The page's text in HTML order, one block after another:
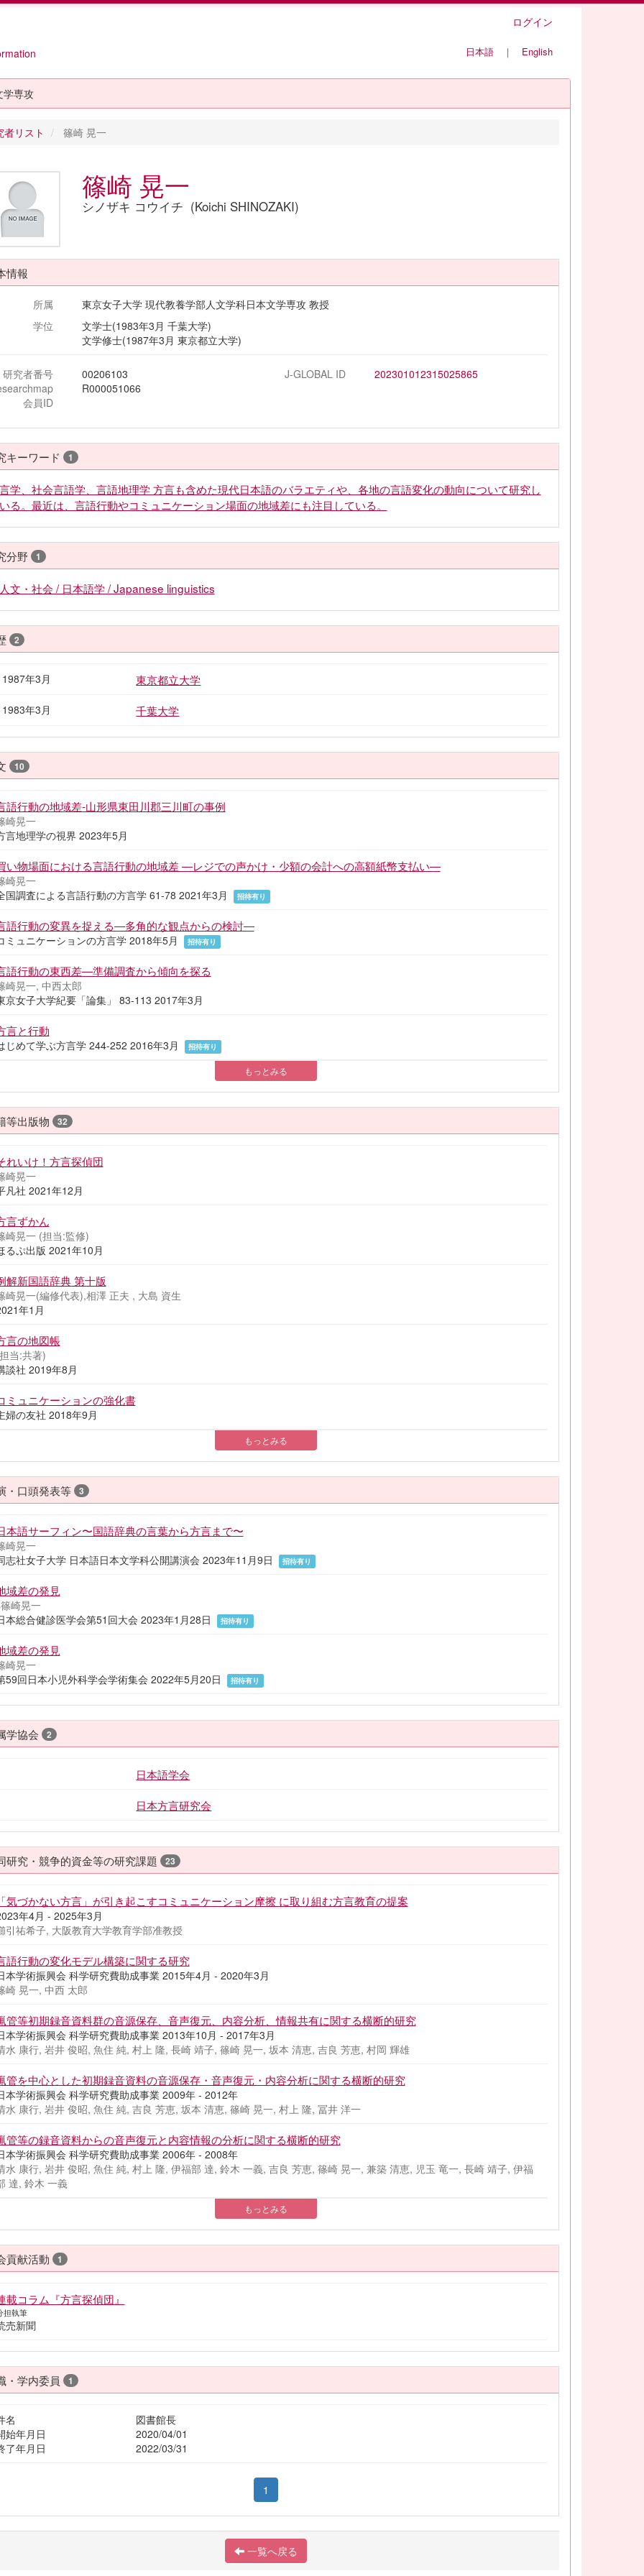
ログイン
日本語 ｜ English
学専攻
者リスト 篠崎 晃一
篠崎 晃一
シノザキ コウイチ (Koichi SHINOZAKI)
情報
所属
東京女子大学 現代教養学部人文学科日本文学専攻 教授
学位
文学士(1983年3月 千葉大学)
文学修士(1987年3月 東京都立大学)
研究者番号 00206103 J-GLOBAL ID
202301012315025865
会員ID
R000051066
キーワード 1
学、社会言語学、言語地理学 方言も含めた現代日本語のバラエティや、各地の言語変化の動向について研究し
る。最近は、言語行動やコミュニケーション場面の地域差にも注目している。
分野 1
文・社会 / 日本語学 / Japanese linguistics
2
年3月 東京都立大学
年3月 千葉大学
10
語行動の地域差‐山形県東田川郡三川町の事例
崎晃一
言地理学の視界 2023年5月
い物場面における言語行動の地域差 ―レジでの声かけ・少額の会計への高額紙幣支払い―
崎晃一
国調査による言語行動の方言学 61-78 2021年3月
招待有り
語行動の変異を捉える―多角的な観点からの検討―
ミュニケーションの方言学 2018年5月 招待有り
語行動の東西差―準備調査から傾向を探る
崎晃一, 中西太郎
京女子大学紀要「論集」 83-113 2017年3月
言と行動
じめて学ぶ方言学 244-252 2016年3月 招待有り
もっとみる
等出版物 32
れいけ！方言探偵団
崎晃一
凡社 2021年12月
言ずかん
崎晃一 (担当:監修)
るぷ出版 2021年10月
解新国語辞典 第十版
崎晃一(編修代表),相澤 正夫 , 大島 資生
年1月
言の地図帳
当:共著)
談社 2019年8月
ミュニケーションの強化書
婦の友社 2018年9月
もっとみる
・口頭発表等 3
本語サーフィン〜国語辞典の言葉から方言まで〜
崎晃一
志社女子大学 日本語日本文学科公開講演会 2023年11月9日
招待有り
域差の発見
崎晃一
本総合健診医学会第51回大会 2023年1月28日
招待有り
域差の発見
崎晃一
59回日本小児外科学会学術集会 2022年5月20日
招待有り
学協会 2
日本語学会
日本方言研究会
研究・競争的資金等の研究課題 23
気づかない方言」が引き起こすコミュニケーション摩擦 に取り組む方言教育の提案
年4月 - 2025年3月
引祐希子, 大阪教育大学教育学部准教授
語行動の変化モデル構築に関する研究
本学術振興会 科学研究費助成事業 2015年4月 - 2020年3月
崎 晃一, 中西 太郎
管等初期録音資料群の音源保存、音声復元、内容分析、情報共有に関する横断的研究
本学術振興会 科学研究費助成事業 2013年10月 - 2017年3月
水 康行, 岩井 俊昭, 魚住 純, 村上 隆, 長崎 靖子, 篠崎 晃一, 坂本 清恵, 吉良 芳恵, 村岡 輝雄
管を中心とした初期録音資料の音源保存・音声復元・内容分析に関する横断的研究
本学術振興会 科学研究費助成事業 2009年 - 2012年
水 康行, 岩井 俊昭, 魚住 純, 吉良 芳恵, 坂本 清恵, 篠崎 晃一, 村上 隆, 冨井 洋一
管等の録音資料からの音声復元と内容情報の分析に関する横断的研究
本学術振興会 科学研究費助成事業 2006年 - 2008年
水 康行, 岩井 俊昭, 魚住 純, 村上 隆, 伊福部 達, 鈴木 一義, 吉良 芳恵, 篠崎 晃一, 兼築 清恵, 児玉 竜一, 長崎 靖子, 伊福
達, 鈴木 一義
もっとみる
貢献活動 1
載コラム『方言探偵団』
担執筆
売新聞
・学内委員 1
名
図書館長
始年月日
2020/04/01
了年月日
2022/03/31
1
一覧へ戻る